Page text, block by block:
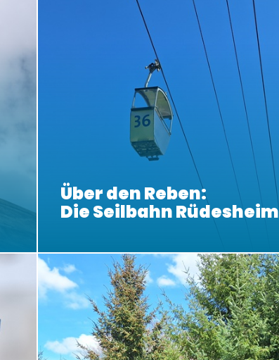
Über den Reben:
Die Seilbahn Rüdesheim